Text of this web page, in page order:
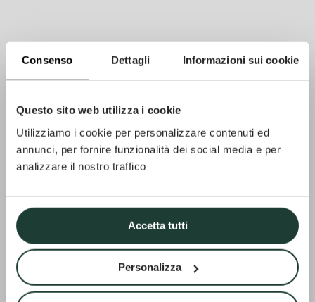
Consenso Dettagli Informazioni sui cookie
Questo sito web utilizza i cookie
Utilizziamo i cookie per personalizzare contenuti ed
annunci, per fornire funzionalità dei social media e per
analizzare il nostro traffico
Accetta tutti
Personalizza